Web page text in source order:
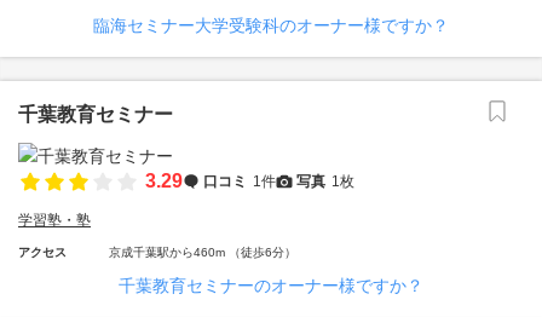
臨海セミナー大学受験科のオーナー様ですか？
千葉教育セミナー
3.29 口コミ 1件 写真 1枚
学習塾・塾
アクセス 京成千葉駅から460m （徒歩6分）
千葉教育セミナーのオーナー様ですか？